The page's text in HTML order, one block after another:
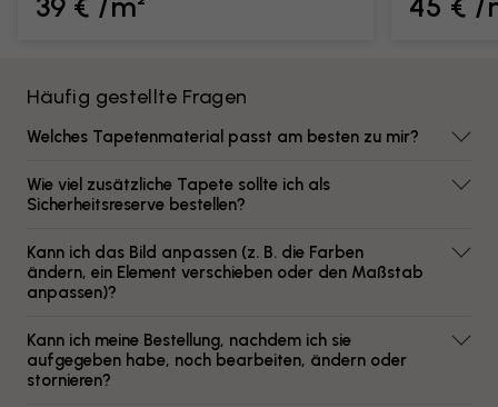
Häufig gestellte Fragen
Welches Tapetenmaterial passt am besten zu mir?
Wie viel zusätzliche Tapete sollte ich als
Sicherheitsreserve bestellen?
Kann ich das Bild anpassen (z. B. die Farben
ändern, ein Element verschieben oder den Maßstab
anpassen)?
Kann ich meine Bestellung, nachdem ich sie
aufgegeben habe, noch bearbeiten, ändern oder
stornieren?